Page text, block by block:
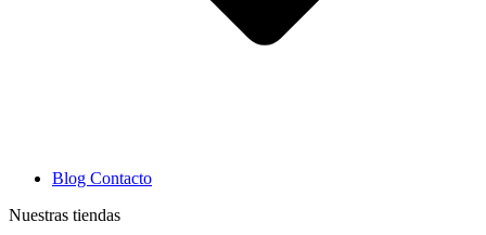
Blog Contacto
Nuestras tiendas